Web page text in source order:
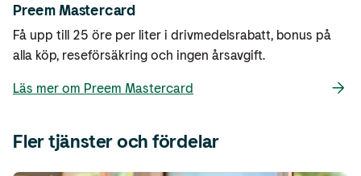
Preem Mastercard
Få upp till 25 öre per liter i drivmedelsrabatt, bonus på
alla köp, reseförsäkring och ingen årsavgift.
Läs mer om Preem Mastercard
Fler tjänster och fördelar